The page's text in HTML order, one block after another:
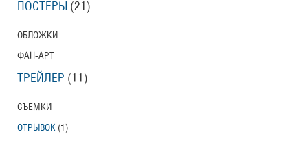
ПОСТЕРЫ (21)
ОБЛОЖКИ
ФАН-АРТ
ТРЕЙЛЕР (11)
СЪЕМКИ
ОТРЫВОК (1)